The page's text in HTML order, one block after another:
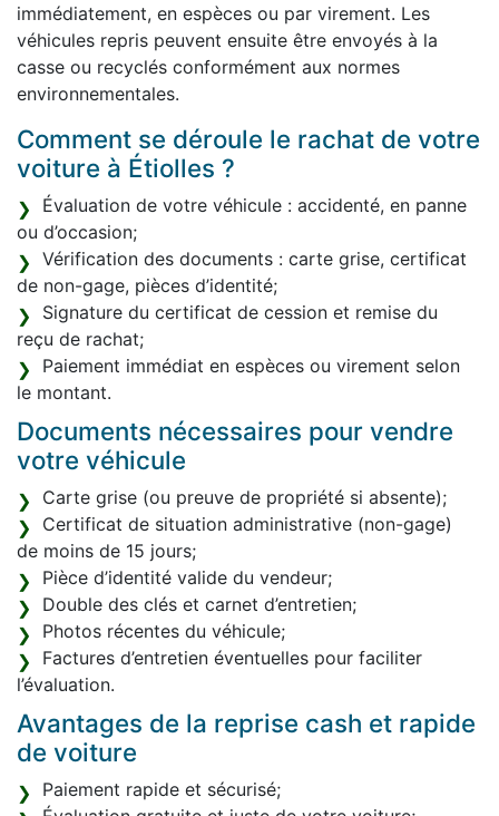
immédiatement, en espèces ou par virement. Les
véhicules repris peuvent ensuite être envoyés à la
casse ou recyclés conformément aux normes
environnementales.
Comment se déroule le rachat de votre
voiture à Étiolles ?
Évaluation de votre véhicule : accidenté, en panne
ou d’occasion;
Vérification des documents : carte grise, certificat
de non-gage, pièces d’identité;
Signature du certificat de cession et remise du
reçu de rachat;
Paiement immédiat en espèces ou virement selon
le montant.
Documents nécessaires pour vendre
votre véhicule
Carte grise (ou preuve de propriété si absente);
Certificat de situation administrative (non-gage)
de moins de 15 jours;
Pièce d’identité valide du vendeur;
Double des clés et carnet d’entretien;
Photos récentes du véhicule;
Factures d’entretien éventuelles pour faciliter
l’évaluation.
Avantages de la reprise cash et rapide
de voiture
Paiement rapide et sécurisé;